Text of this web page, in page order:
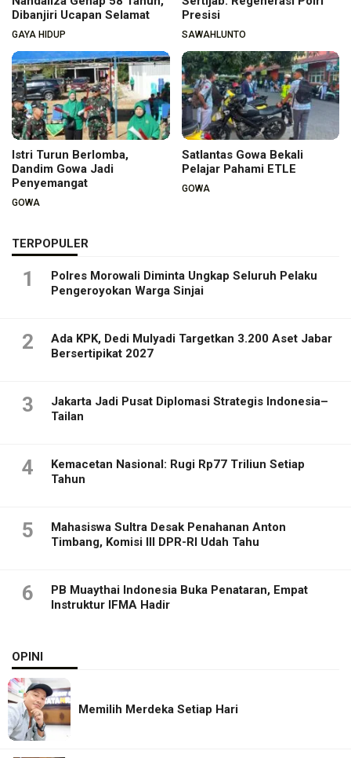
Dibanjiri Ucapan Selamat
GAYA HIDUP
Presisi
SAWAHLUNTO
Istri Turun Berlomba,
Dandim Gowa Jadi
Penyemangat
GOWA
Satlantas Gowa Bekali
Pelajar Pahami ETLE
GOWA
TERPOPULER
1
Polres Morowali Diminta Ungkap Seluruh Pelaku
Pengeroyokan Warga Sinjai
2
Ada KPK, Dedi Mulyadi Targetkan 3.200 Aset Jabar
Bersertipikat 2027
3
Jakarta Jadi Pusat Diplomasi Strategis Indonesia–
Tailan
4
Kemacetan Nasional: Rugi Rp77 Triliun Setiap
Tahun
5
Mahasiswa Sultra Desak Penahanan Anton
Timbang, Komisi III DPR-RI Udah Tahu
6
PB Muaythai Indonesia Buka Penataran, Empat
Instruktur IFMA Hadir
OPINI
Memilih Merdeka Setiap Hari